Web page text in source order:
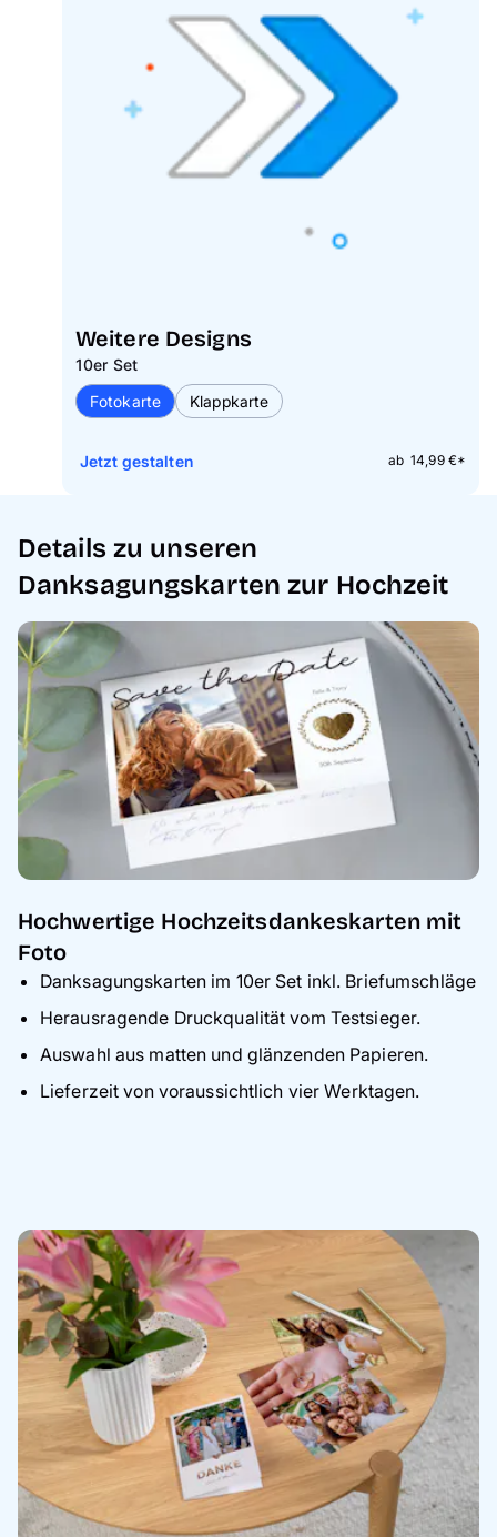
Weitere Designs
10er Set
Fotokarte
Klappkarte
ab 14,99 €*
Jetzt gestalten
Details zu unseren
Danksagungskarten zur Hochzeit
Hochwertige Hochzeitsdankeskarten mit
Foto
Danksagungskarten im 10er Set inkl. Briefumschläge
Herausragende Druckqualität vom Testsieger.
Auswahl aus matten und glänzenden Papieren.
Lieferzeit von voraussichtlich vier Werktagen.